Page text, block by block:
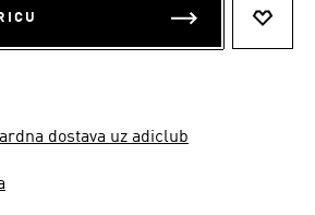
dostava uz adiclub